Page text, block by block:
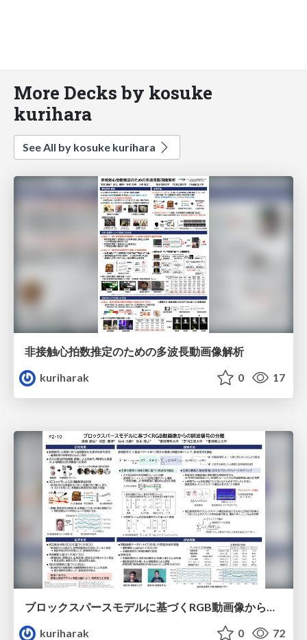
More Decks by kosuke
kurihara
See All by kosuke kurihara
非接触心拍数推定のための多波長動画像解析
kuriharak
0 17
kuriharak
0 72